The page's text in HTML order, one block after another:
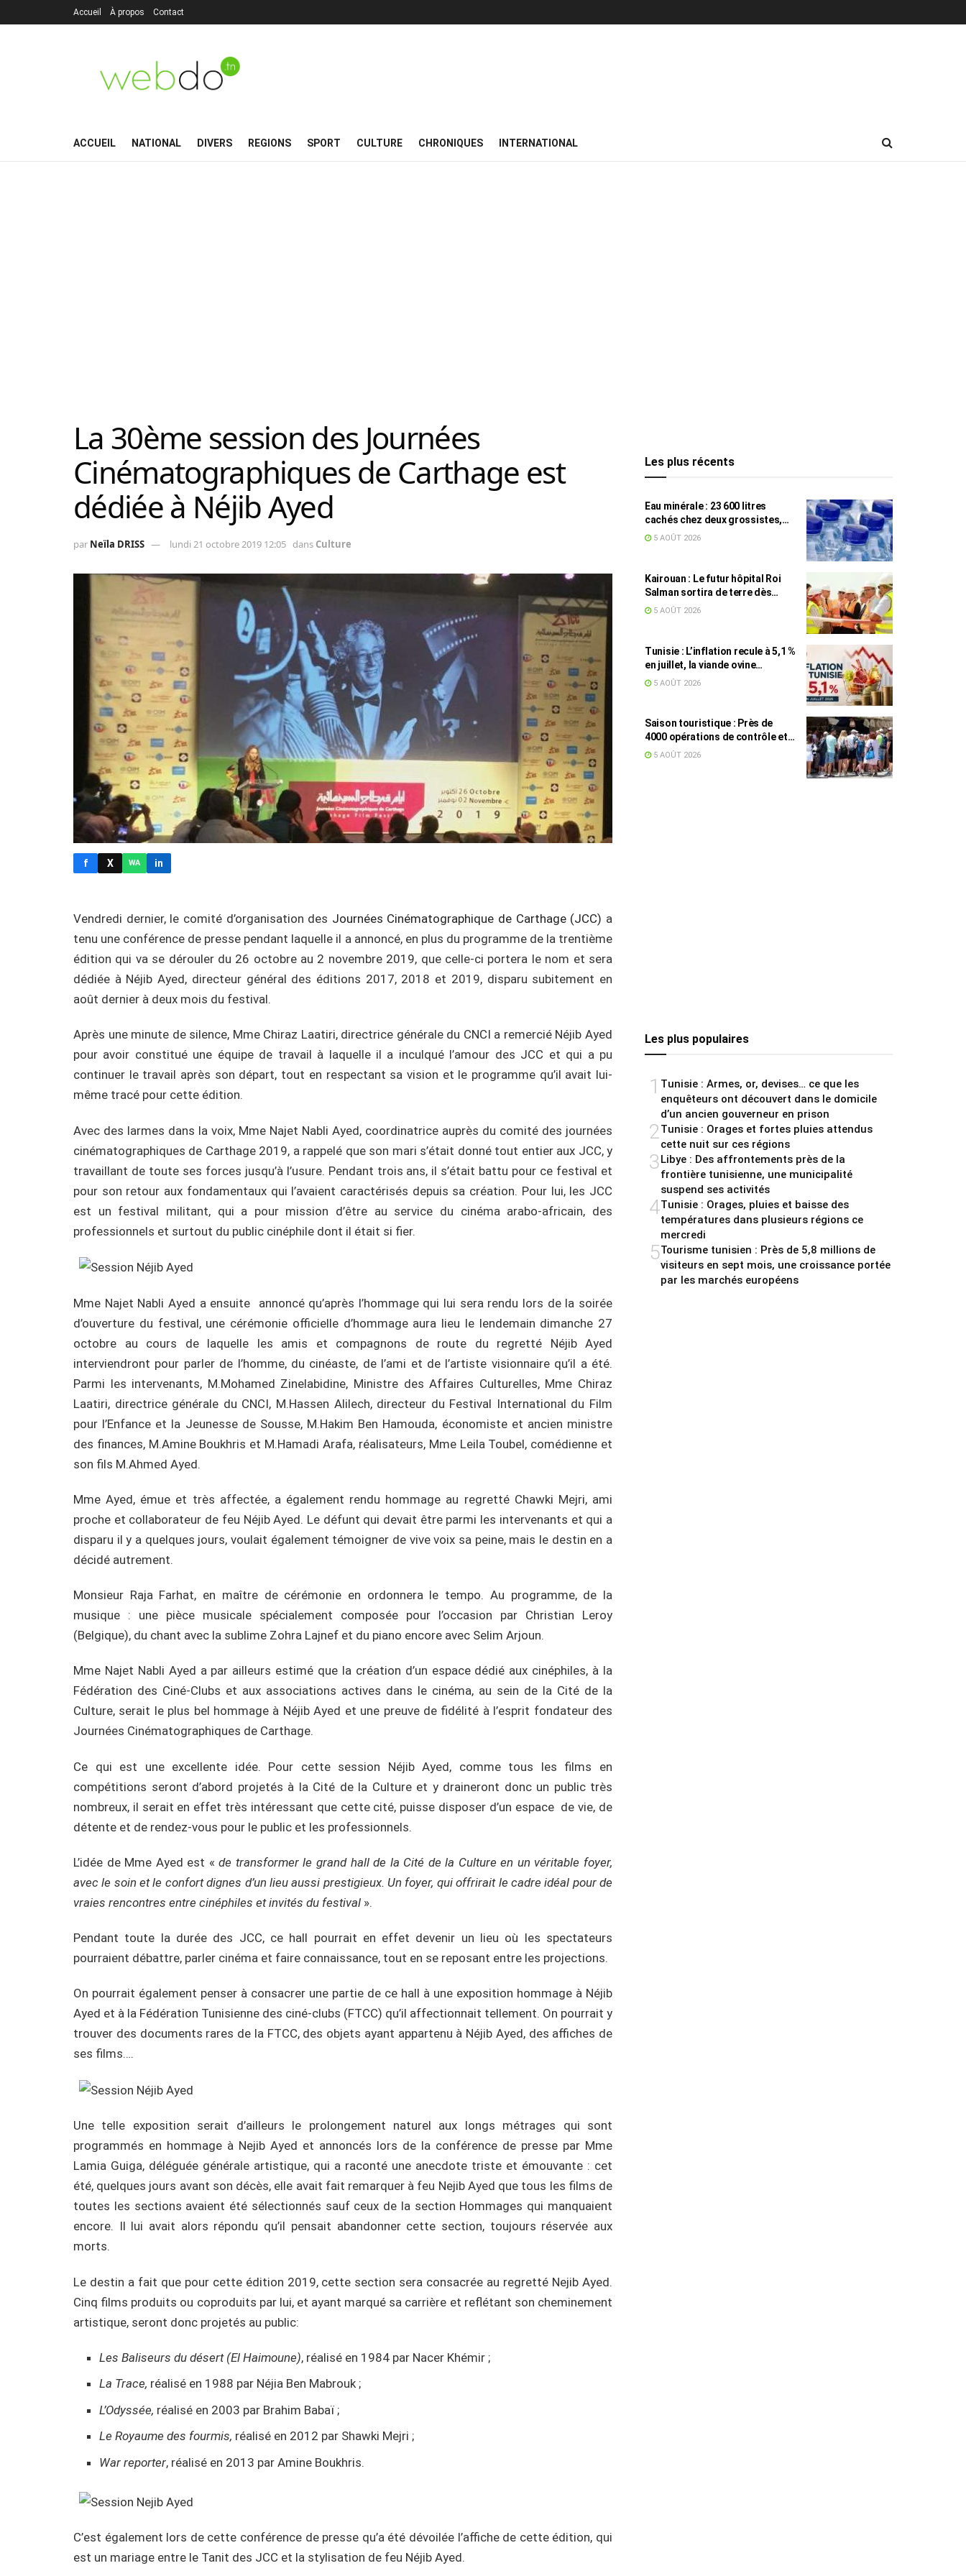
Accueil À propos Contact
ACCUEIL NATIONAL DIVERS REGIONS SPORT CULTURE CHRONIQUES INTERNATIONAL
La 30ème session des Journées
Cinématographiques de Carthage est
dédiée à Néjib Ayed
par Neïla DRISS lundi 21 octobre 2019 12:05 dans Culture
f X WA in
Vendredi dernier, le comité d’organisation des Journées Cinématographique de Carthage (JCC) a
tenu une conférence de presse pendant laquelle il a annoncé, en plus du programme de la trentième
édition qui va se dérouler du 26 octobre au 2 novembre 2019, que celle-ci portera le nom et sera
dédiée à Néjib Ayed, directeur général des éditions 2017, 2018 et 2019, disparu subitement en
août dernier à deux mois du festival.
Après une minute de silence, Mme Chiraz Laatiri, directrice générale du CNCI a remercié Néjib Ayed
pour avoir constitué une équipe de travail à laquelle il a inculqué l’amour des JCC et qui a pu
continuer le travail après son départ, tout en respectant sa vision et le programme qu’il avait lui-
même tracé pour cette édition.
Avec des larmes dans la voix, Mme Najet Nabli Ayed, coordinatrice auprès du comité des journées
cinématographiques de Carthage 2019, a rappelé que son mari s’était donné tout entier aux JCC, y
travaillant de toute ses forces jusqu’à l’usure. Pendant trois ans, il s’était battu pour ce festival et
pour son retour aux fondamentaux qui l’avaient caractérisés depuis sa création. Pour lui, les JCC
est un festival militant, qui a pour mission d’être au service du cinéma arabo-africain, des
professionnels et surtout du public cinéphile dont il était si fier.
Mme Najet Nabli Ayed a ensuite annoncé qu’après l’hommage qui lui sera rendu lors de la soirée
d’ouverture du festival, une cérémonie officielle d’hommage aura lieu le lendemain dimanche 27
octobre au cours de laquelle les amis et compagnons de route du regretté Néjib Ayed
interviendront pour parler de l’homme, du cinéaste, de l’ami et de l’artiste visionnaire qu’il a été.
Parmi les intervenants, M.Mohamed Zinelabidine, Ministre des Affaires Culturelles, Mme Chiraz
Laatiri, directrice générale du CNCI, M.Hassen Alilech, directeur du Festival International du Film
pour l’Enfance et la Jeunesse de Sousse, M.Hakim Ben Hamouda, économiste et ancien ministre
des finances, M.Amine Boukhris et M.Hamadi Arafa, réalisateurs, Mme Leila Toubel, comédienne et
son fils M.Ahmed Ayed.
Mme Ayed, émue et très affectée, a également rendu hommage au regretté Chawki Mejri, ami
proche et collaborateur de feu Néjib Ayed. Le défunt qui devait être parmi les intervenants et qui a
disparu il y a quelques jours, voulait également témoigner de vive voix sa peine, mais le destin en a
décidé autrement.
Monsieur Raja Farhat, en maître de cérémonie en ordonnera le tempo. Au programme, de la
musique : une pièce musicale spécialement composée pour l’occasion par Christian Leroy
(Belgique), du chant avec la sublime Zohra Lajnef et du piano encore avec Selim Arjoun.
Mme Najet Nabli Ayed a par ailleurs estimé que la création d’un espace dédié aux cinéphiles, à la
Fédération des Ciné-Clubs et aux associations actives dans le cinéma, au sein de la Cité de la
Culture, serait le plus bel hommage à Néjib Ayed et une preuve de fidélité à l’esprit fondateur des
Journées Cinématographiques de Carthage.
Ce qui est une excellente idée. Pour cette session Néjib Ayed, comme tous les films en
compétitions seront d’abord projetés à la Cité de la Culture et y draineront donc un public très
nombreux, il serait en effet très intéressant que cette cité, puisse disposer d’un espace de vie, de
détente et de rendez-vous pour le public et les professionnels.
L’idée de Mme Ayed est « de transformer le grand hall de la Cité de la Culture en un véritable foyer,
avec le soin et le confort dignes d’un lieu aussi prestigieux. Un foyer, qui offrirait le cadre idéal pour de
vraies rencontres entre cinéphiles et invités du festival ».
Pendant toute la durée des JCC, ce hall pourrait en effet devenir un lieu où les spectateurs
pourraient débattre, parler cinéma et faire connaissance, tout en se reposant entre les projections.
On pourrait également penser à consacrer une partie de ce hall à une exposition hommage à Néjib
Ayed et à la Fédération Tunisienne des ciné-clubs (FTCC) qu’il affectionnait tellement. On pourrait y
trouver des documents rares de la FTCC, des objets ayant appartenu à Néjib Ayed, des affiches de
ses films….
Une telle exposition serait d’ailleurs le prolongement naturel aux longs métrages qui sont
programmés en hommage à Nejib Ayed et annoncés lors de la conférence de presse par Mme
Lamia Guiga, déléguée générale artistique, qui a raconté une anecdote triste et émouvante : cet
été, quelques jours avant son décès, elle avait fait remarquer à feu Nejib Ayed que tous les films de
toutes les sections avaient été sélectionnés sauf ceux de la section Hommages qui manquaient
encore. Il lui avait alors répondu qu’il pensait abandonner cette section, toujours réservée aux
morts.
Le destin a fait que pour cette édition 2019, cette section sera consacrée au regretté Nejib Ayed.
Cinq films produits ou coproduits par lui, et ayant marqué sa carrière et reflétant son cheminement
artistique, seront donc projetés au public:
Les Baliseurs du désert (El Haimoune), réalisé en 1984 par Nacer Khémir ;
La Trace, réalisé en 1988 par Néjia Ben Mabrouk ;
L’Odyssée, réalisé en 2003 par Brahim Babaï ;
Le Royaume des fourmis, réalisé en 2012 par Shawki Mejri ;
War reporter, réalisé en 2013 par Amine Boukhris.
C’est également lors de cette conférence de presse qu’a été dévoilée l’affiche de cette édition, qui
est un mariage entre le Tanit des JCC et la stylisation de feu Néjib Ayed.
Les plus récents
Eau minérale : 23 600 litres
cachés chez deux grossistes,
les tensions persistent
5 AOÛT 2026
Kairouan : Le futur hôpital Roi
Salman sortira de terre dès
septembre
5 AOÛT 2026
Tunisie : L’inflation recule à 5,1 %
en juillet, la viande ovine
toujours en tête des hausses
5 AOÛT 2026
Saison touristique : Près de
4000 opérations de contrôle et
6,75 millions de dinars pour
5 AOÛT 2026
Les plus populaires
1 Tunisie : Armes, or, devises… ce que les
enquêteurs ont découvert dans le domicile
d’un ancien gouverneur en prison
2Tunisie : Orages et fortes pluies attendus
cette nuit sur ces régions
3Libye : Des affrontements près de la
frontière tunisienne, une municipalité
suspend ses activités
4Tunisie : Orages, pluies et baisse des
températures dans plusieurs régions ce
mercredi
5Tourisme tunisien : Près de 5,8 millions de
visiteurs en sept mois, une croissance portée
par les marchés européens